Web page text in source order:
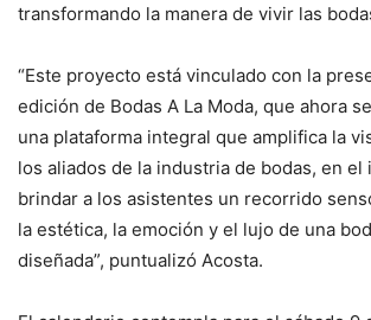
transformando la manera de vivir las
“Este proyecto está vinculado con la
edición de Bodas A La Moda, que ahora
una plataforma integral que amplifica la
los aliados de la industria de bodas, en el
brindar a los asistentes un recorrido
la estética, la emoción y el lujo de una
diseñada”, puntualizó Acosta.